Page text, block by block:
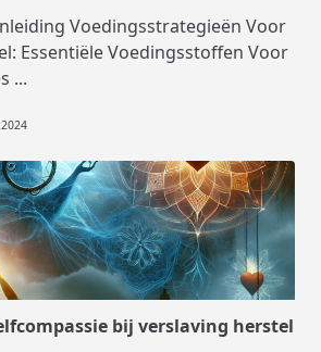
Voedingsstrategieën Voor
Essentiële Voedingsstoffen Voor
...
bij verslaving herstel